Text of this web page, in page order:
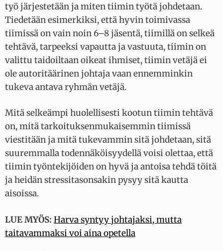
työ järjestetään ja miten tiimin työtä johdetaan.
Tiedetään esimerkiksi, että hyvin toimivassa
tiimissä on vain noin 6–8 jäsentä, tiimillä on selkeä
tehtävä, tarpeeksi vapautta ja vastuuta, tiimin on
valittu taidoiltaan oikeat ihmiset, tiimin vetäjä ei
ole autoritäärinen johtaja vaan ennemminkin
tukeva antava ryhmän vetäjä.
Mitä selkeämpi huolellisesti kootun tiimin tehtävä
on, mitä tarkoituksenmukaisemmin tiimissä
viestitään ja mitä tukevammin sitä johdetaan, sitä
suuremmalla todennäköisyydellä voisi olettaa, että
tiimin työntekijöiden on hyvä ja antoisa tehdä töitä
ja heidän stressitasonsakin pysyy sitä kautta
aisoissa.
LUE MYÖS: Harva syntyy johtajaksi, mutta
taitavammaksi voi aina opetella